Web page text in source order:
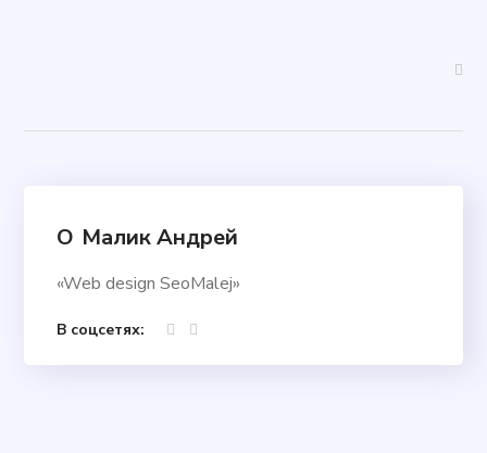
О Малик Андрей
«Web design SeoMalej»
В соцсетях: